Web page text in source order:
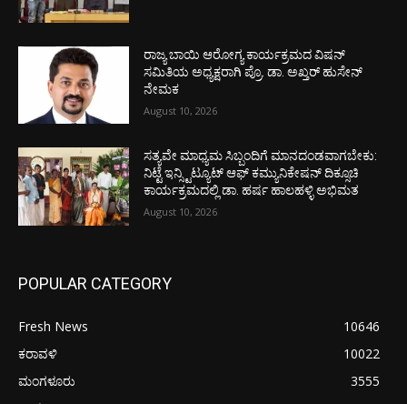
ರಾಜ್ಯ ಬಾಯಿ ಆರೋಗ್ಯ ಕಾರ್ಯಕ್ರಮದ ವಿಷನ್
ಸಮಿತಿಯ ಅಧ್ಯಕ್ಷರಾಗಿ ಪ್ರೊ. ಡಾ. ಅಖ್ತರ್ ಹುಸೇನ್
ನೇಮಕ
August 10, 2026
ಸತ್ಯವೇ ಮಾಧ್ಯಮ ಸಿಬ್ಬಂದಿಗೆ ಮಾನದಂಡವಾಗಬೇಕು:
ನಿಟ್ಟೆ ಇನ್ಸ್ಟಿಟ್ಯೂಟ್ ಆಫ್ ಕಮ್ಯುನಿಕೇಷನ್ ದಿಕ್ಸೂಚಿ
ಕಾರ್ಯಕ್ರಮದಲ್ಲಿ ಡಾ. ಹರ್ಷ ಹಾಲಹಳ್ಳಿ ಅಭಿಮತ
August 10, 2026
POPULAR CATEGORY
Fresh News
10646
ಕರಾವಳಿ
10022
ಮಂಗಳೂರು
3555